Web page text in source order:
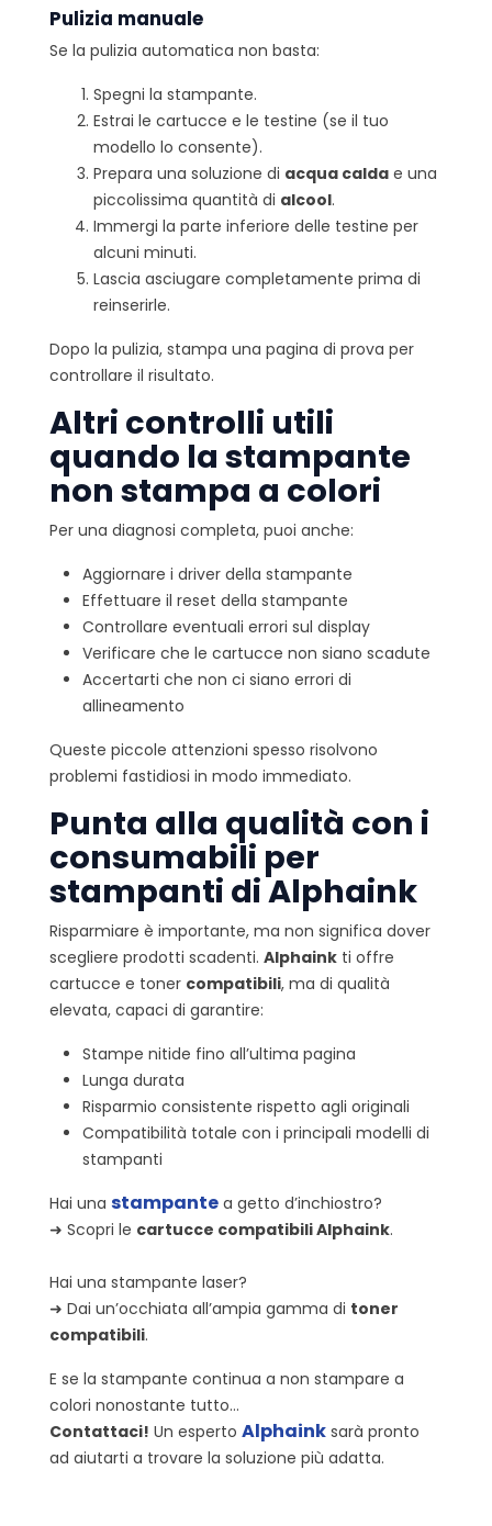
Pulizia manuale
Se la pulizia automatica non basta:
Spegni la stampante.
Estrai le cartucce e le testine (se il tuo
modello lo consente).
Prepara una soluzione di acqua calda e una
piccolissima quantità di alcool.
Immergi la parte inferiore delle testine per
alcuni minuti.
Lascia asciugare completamente prima di
reinserirle.
Dopo la pulizia, stampa una pagina di prova per
controllare il risultato.
Altri controlli utili
quando la stampante
non stampa a colori
Per una diagnosi completa, puoi anche:
Aggiornare i driver della stampante
Effettuare il reset della stampante
Controllare eventuali errori sul display
Verificare che le cartucce non siano scadute
Accertarti che non ci siano errori di
allineamento
Queste piccole attenzioni spesso risolvono
problemi fastidiosi in modo immediato.
Punta alla qualità con i
consumabili per
stampanti di Alphaink
Risparmiare è importante, ma non significa dover
scegliere prodotti scadenti. Alphaink ti offre
cartucce e toner compatibili, ma di qualità
elevata, capaci di garantire:
Stampe nitide fino all’ultima pagina
Lunga durata
Risparmio consistente rispetto agli originali
Compatibilità totale con i principali modelli di
stampanti
Hai una stampante a getto d’inchiostro?
➜ Scopri le cartucce compatibili Alphaink.
Hai una stampante laser?
➜ Dai un’occhiata all’ampia gamma di toner
compatibili.
E se la stampante continua a non stampare a
colori nonostante tutto…
Contattaci! Un esperto Alphaink sarà pronto
ad aiutarti a trovare la soluzione più adatta.